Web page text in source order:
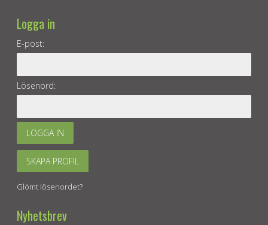
Logga in
E-post:
Lösenord:
LOGGA IN
SKAPA PROFIL
Glömt lösenordet?
Nyhetsbrev